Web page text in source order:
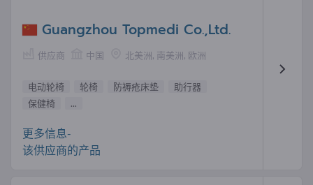
Guangzhou Topmedi Co.,Ltd.
供应商 中国 北美洲, 南美洲, 欧洲
电动轮椅 轮椅 防褥疮床垫
助行器
保健椅
...
更多信息-
该供应商的产品